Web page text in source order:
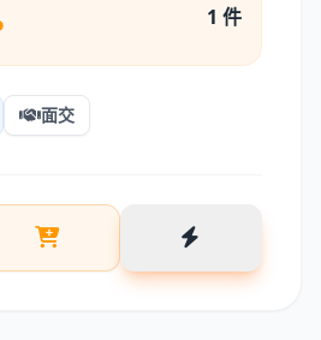
1 件
面交